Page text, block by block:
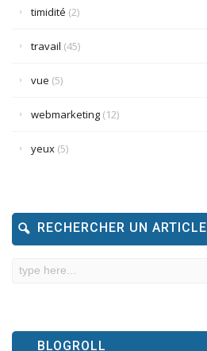
timidité (2)
travail (45)
vue (5)
webmarketing (12)
yeux (5)
RECHERCHER UN ARTICLE
BLOGROLL